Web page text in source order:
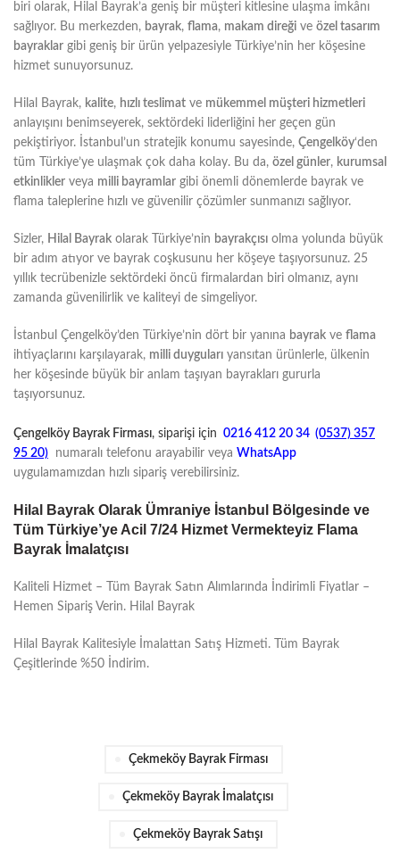
biri olarak, Hilal Bayrak’a geniş bir müşteri kitlesine ulaşma imkânı
sağlıyor. Bu merkezden, bayrak, flama, makam direği ve özel tasarım
bayraklar gibi geniş bir ürün yelpazesiyle Türkiye’nin her köşesine
hizmet sunuyorsunuz.
Hilal Bayrak, kalite, hızlı teslimat ve mükemmel müşteri hizmetleri
anlayışını benimseyerek, sektördeki liderliğini her geçen gün
pekiştiriyor. İstanbul’un stratejik konumu sayesinde, Çengelköy‘den
tüm Türkiye’ye ulaşmak çok daha kolay. Bu da, özel günler, kurumsal
etkinlikler veya milli bayramlar gibi önemli dönemlerde bayrak ve
flama taleplerine hızlı ve güvenilir çözümler sunmanızı sağlıyor.
Sizler, Hilal Bayrak olarak Türkiye’nin bayrakçısı olma yolunda büyük
bir adım atıyor ve bayrak coşkusunu her köşeye taşıyorsunuz. 25
yıllık tecrübenizle sektördeki öncü firmalardan biri olmanız, aynı
zamanda güvenilirlik ve kaliteyi de simgeliyor.
İstanbul Çengelköy’den Türkiye’nin dört bir yanına bayrak ve flama
ihtiyaçlarını karşılayarak, milli duyguları yansıtan ürünlerle, ülkenin
her köşesinde büyük bir anlam taşıyan bayrakları gururla
taşıyorsunuz.
Çengelköy Bayrak Firması, siparişi için 0216 412 20 34 (0537) 357
95 20) numaralı telefonu arayabilir veya WhatsApp
uygulamamızdan hızlı sipariş verebilirsiniz.
Hilal Bayrak Olarak Ümraniye İstanbul Bölgesinde ve
Tüm Türkiye’ye Acil 7/24 Hizmet Vermekteyiz Flama
Bayrak İmalatçısı
Kaliteli Hizmet – Tüm Bayrak Satın Alımlarında İndirimli Fiyatlar –
Hemen Sipariş Verin. Hilal Bayrak
Hilal Bayrak Kalitesiyle İmalattan Satış Hizmeti. Tüm Bayrak
Çeşitlerinde %50 İndirim.
Çekmeköy Bayrak Firması
Çekmeköy Bayrak İmalatçısı
Çekmeköy Bayrak Satışı